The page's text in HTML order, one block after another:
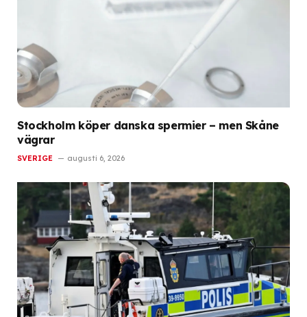
Stockholm köper danska spermier – men Skåne
vägrar
SVERIGE augusti 6, 2026